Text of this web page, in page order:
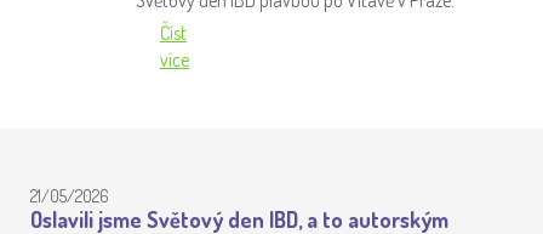
Číst
více
21/05/2026
Oslavili jsme Světový den IBD, a to autorským